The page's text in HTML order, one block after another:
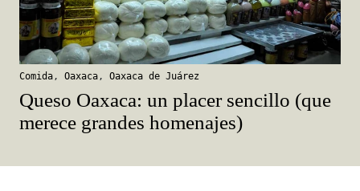
Comida, Oaxaca, Oaxaca de Juárez
Queso Oaxaca: un placer sencillo (que
merece grandes homenajes)